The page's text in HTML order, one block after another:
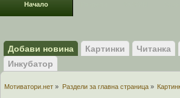
Начало
Добави новина Картинки Читанка
Инкубатор
Мотиватори.нет » Раздели за главна страница»